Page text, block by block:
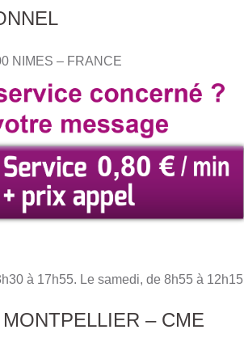
NIMES – FRANCE
à 17h55. Le samedi, de 8h55 à 12h15
– CME